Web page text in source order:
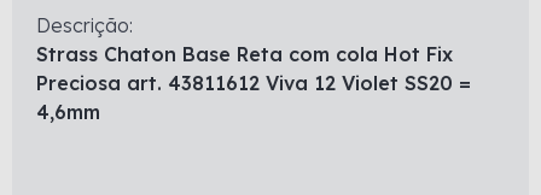
Descrição:
Strass Chaton Base Reta com cola Hot Fix
Preciosa art. 43811612 Viva 12 Violet SS20 =
4,6mm